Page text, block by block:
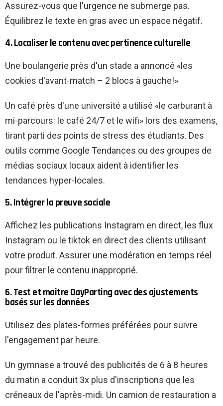
Assurez-vous que l'urgence ne submerge pas.
Équilibrez le texte en gras avec un espace négatif.
4. Localiser le contenu avec pertinence culturelle
Une boulangerie près d'un stade a annoncé «les
cookies d'avant-match – 2 blocs à gauche!»
Un café près d'une université a utilisé «le carburant à
mi-parcours: le café 24/7 et le wifi» lors des examens,
tirant parti des points de stress des étudiants. Des
outils comme Google Tendances ou des groupes de
médias sociaux locaux aident à identifier les
tendances hyper-locales.
5. Intégrer la preuve sociale
Affichez les publications Instagram en direct, les flux
Instagram ou le tiktok en direct des clients utilisant
votre produit. Assurer une modération en temps réel
pour filtrer le contenu inapproprié.
6. Test et maître DayParting avec des ajustements
basés sur les données
Utilisez des plates-formes préférées pour suivre
l'engagement par heure.
Un gymnase a trouvé des publicités de 6 à 8 heures
du matin a conduit 3x plus d'inscriptions que les
créneaux de l'après-midi. Un camion de restauration a